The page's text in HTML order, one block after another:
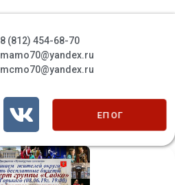
8 (812) 454-68-70
mamo70@yandex.ru
mcmo70@yandex.ru
ЕП ОГ